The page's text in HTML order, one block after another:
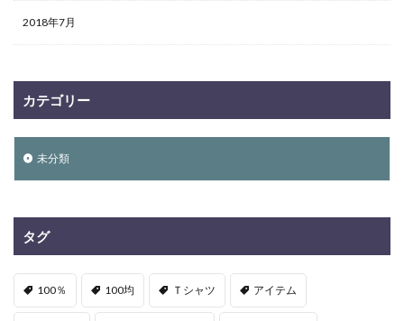
2018年7月
カテゴリー
未分類
タグ
100％ 100均 Ｔシャツ アイテム